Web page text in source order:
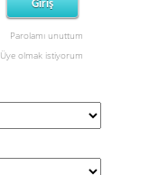
Parolamı unuttum
Üye olmak istiyorum